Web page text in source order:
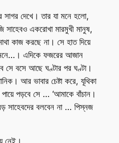
সাগর দেখে। তার যা মনে হলো,
সাহেবও একরোখা মারমুখী মানুষ,
কাজ করছে না। সে হাত দিয়ে
এদিকে ফজরের আজান
সে বসে আছে ঘণ্টার পর ঘণ্টা।
আর ভাবার চেষ্টা করে, যূথিকা
পড়বে সে … ‘আমাকে বাঁচান।
সাহেবদের বলবেন না … পিস্নজ